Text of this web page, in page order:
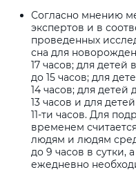
Согласно мнению
экспертов и в
проведенных
сна для
17 часов; для детей
до 15 часов; для
14 часов; для детей
13 часов и для
11-ти часов. Для
временем
людям и людям
до 9 часов в сутки,
ежедневно